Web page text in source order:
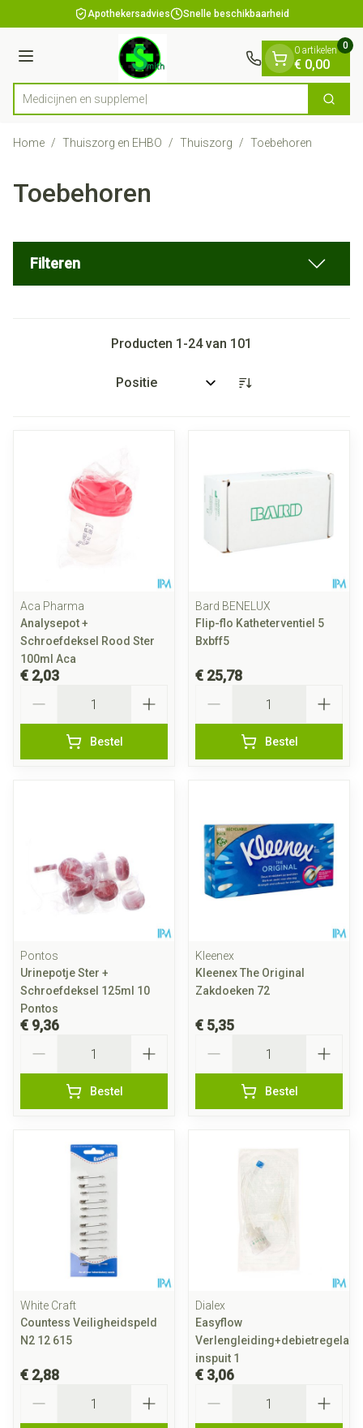
Ga naar de inhoudApothekersadvies Snelle beschikbaarheid
Menu
Product, merk, categorie...
Me Zoek
0 artikelen
€ 0,00
0
Home / Thuiszorg en EHBO / Thuiszorg / Toebehoren
Toebehoren
Filteren
Producten 1 -24van 101
Sorteer op:
Aca Pharma
Analysepot +
Schroefdeksel Rood Ster
100ml Aca
€ 2,03
Bestel
Bard BENELUX
Flip-flo Katheterventiel 5
Bxbff5
€ 25,78
Bestel
Pontos
Urinepotje Ster +
Schroefdeksel 125ml 10
Pontos
€ 9,36
Bestel
Kleenex
Kleenex The Original
Zakdoeken 72
€ 5,35
Bestel
White Craft
Countess Veiligheidspeld
N2 12 615
€ 2,88
Dialex
Easyflow
inspuit 1
€ 3,06